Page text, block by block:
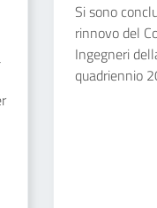
Si sono
rinnovo del
Ingegneri
quadriennio